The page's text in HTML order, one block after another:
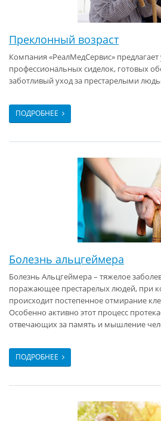
Преклонный возраст
Компания «РеалМедСервис» предлагает
профессиональных сиделок, готовых
заботливый уход за престарелыми
ПОДРОБНЕЕ
Болезнь альцгеймера
Болезнь Альцгеймера – тяжелое
поражающее престарелых людей, при
происходит постепенное отмирание
Особенно активно этот процесс
отвечающих за память и мышление
ПОДРОБНЕЕ